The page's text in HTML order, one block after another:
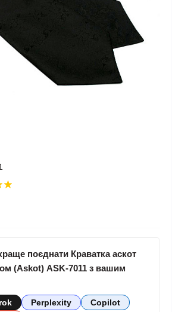
поєднати Краватка аскот
(Askot) ASK-7011 з вашим
Perplexity
Copilot